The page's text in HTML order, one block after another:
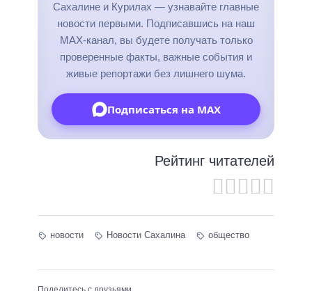
Сахалине и Курилах — узнавайте главные
новости первыми. Подписавшись на наш
MAX-канал, вы будете получать только
проверенные факты, важные события и
живые репортажи без лишнего шума.
Подписаться на MAX
Рейтинг читателей
новости Новости Сахалина общество